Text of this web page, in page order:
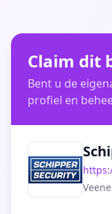
Claim dit
Bent u de
profiel en